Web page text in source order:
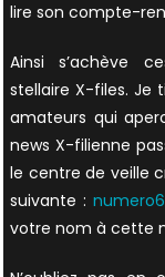
lire son compte-
Ainsi s’achève
stellaire X-files. Je
amateurs qui
news X-filienne
le centre de veille
suivante :
votre nom à cette